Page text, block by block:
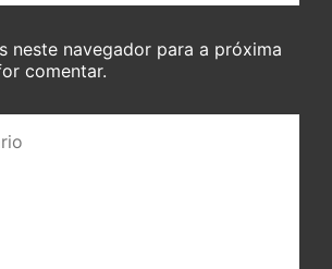
neste navegador para a próxima
comentar.